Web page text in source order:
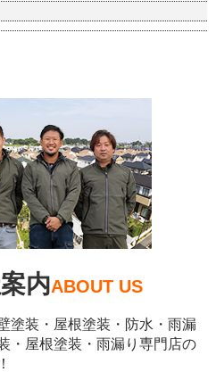
内ABOUT US
塗装・屋根塗装・防水・雨漏
・屋根塗装・雨漏り専門店の